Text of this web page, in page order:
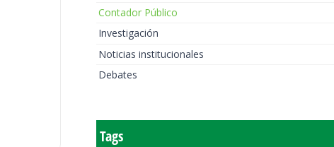
Contador Público
Investigación
Noticias institucionales
Debates
Tags